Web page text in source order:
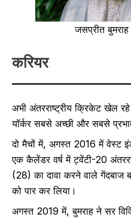
जसप्रीत
करियर
अभी अंतरराष्ट्रीय क्रिकेट खेल
यॉर्कर सबसे अच्छी और सबसे
दो मैचों में, अगस्त 2016 में वेस्ट
एक कैलेंडर वर्ष में ट्वेंटी-20
(28) का दावा करने वाले गेंदबाज
को पार कर लिया।
अगस्त 2019 में, बुमराह ने सर